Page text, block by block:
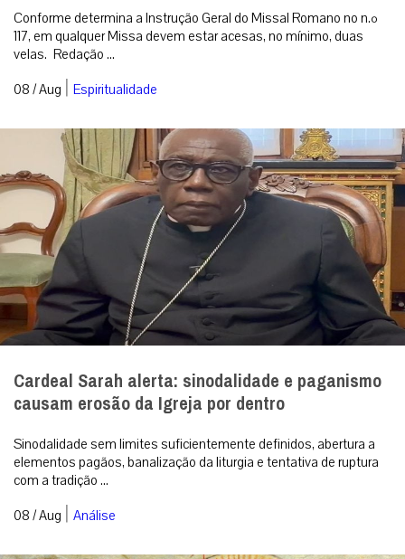
Conforme determina a Instrução Geral do Missal Romano no n.º
117, em qualquer Missa devem estar acesas, no mínimo, duas
velas. Redação ...
08 / Aug | Espiritualidade
Cardeal Sarah alerta: sinodalidade e paganismo
causam erosão da Igreja por dentro
Sinodalidade sem limites suficientemente definidos, abertura a
elementos pagãos, banalização da liturgia e tentativa de ruptura
com a tradição ...
08 / Aug | Análise